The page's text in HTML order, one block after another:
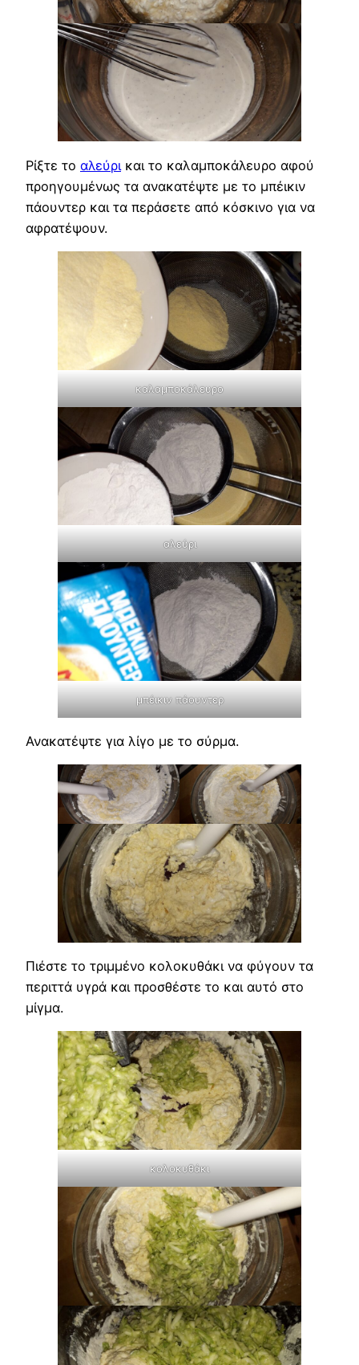
Ρίξτε το αλεύρι και το καλαμποκάλευρο αφού
προηγουμένως τα ανακατέψτε με το μπέικιν
πάουντερ και τα περάσετε από κόσκινο για να
αφρατέψουν.
καλαμποκάλευρο
αλεύρι
μπέικιν πάουντερ
Ανακατέψτε για λίγο με το σύρμα.
Πιέστε το τριμμένο κολοκυθάκι να φύγουν τα
περιττά υγρά και προσθέστε το και αυτό στο
μίγμα.
κολοκυθάκι